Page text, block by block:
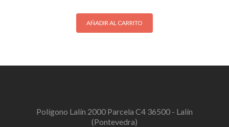
AÑADIR AL CARRITO
Polígono Lalín 2000 Parcela C4 36500 - Lalín
(Pontevedra)